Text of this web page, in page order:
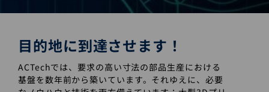
目的地に到達させます！
ACTechでは、要求の高い寸法の部品生産における
基盤を数年前から築いています。それゆえに、必要